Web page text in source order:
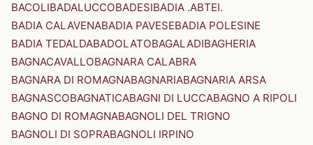
BACOLIBADALUCCOBADESIBADIA .ABTEI.
BADIA CALAVENABADIA PAVESEBADIA POLESINE
BADIA TEDALDABADOLATOBAGALADIBAGHERIA
BAGNACAVALLOBAGNARA CALABRA
BAGNARA DI ROMAGNABAGNARIABAGNARIA ARSA
BAGNASCOBAGNATICABAGNI DI LUCCABAGNO A RIPOLI
BAGNO DI ROMAGNABAGNOLI DEL TRIGNO
BAGNOLI DI SOPRABAGNOLI IRPINO